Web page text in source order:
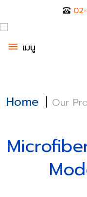
menu เมนู
Home Our